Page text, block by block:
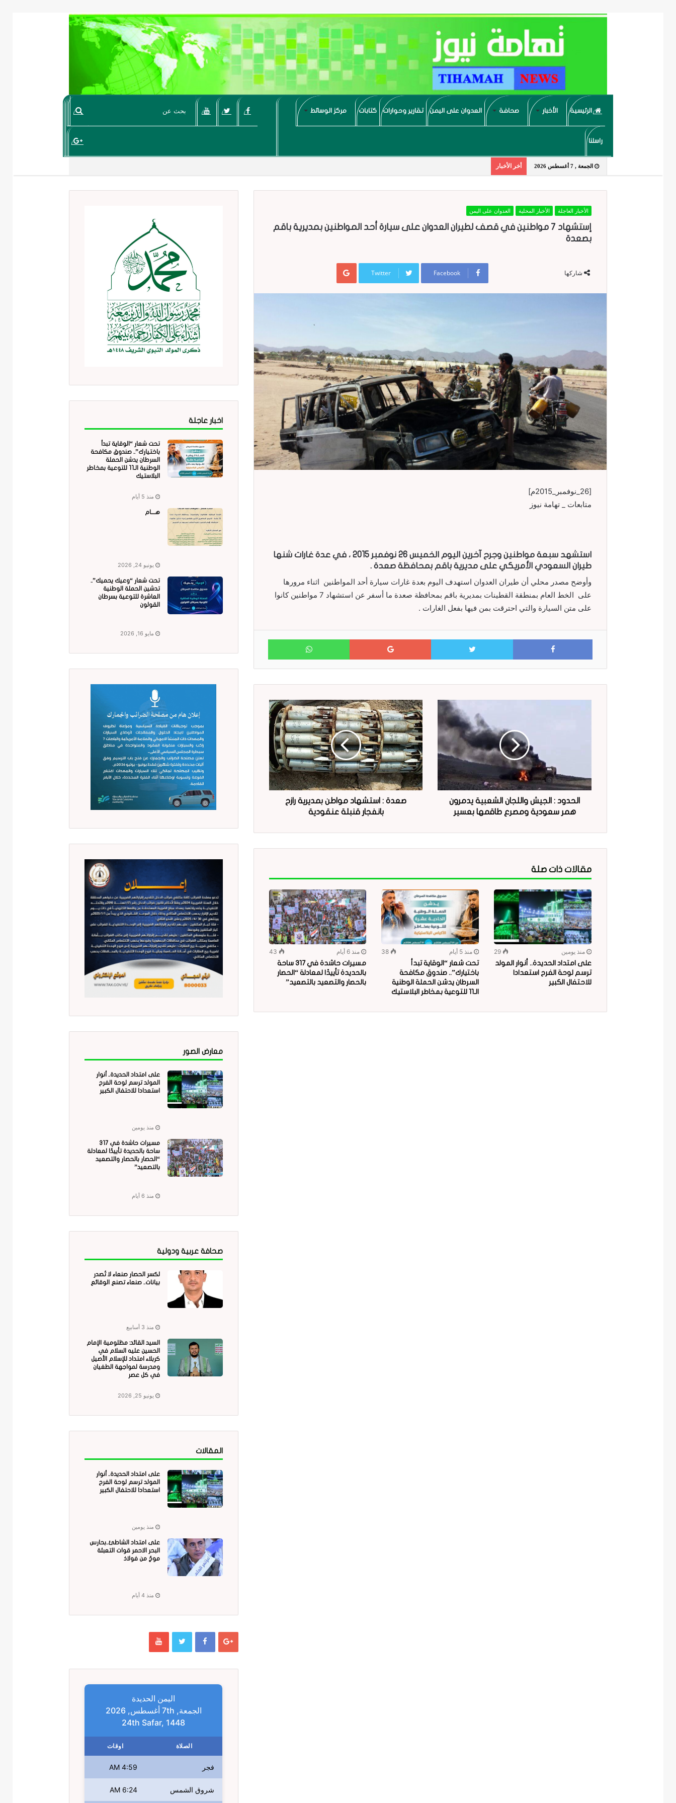
الرئيسية الأخبار صحافة العدوان على اليمن تقارير وحوارات كتابات مركز الوسائط
راسلنا
الجمعة , 7 أغسطس 2026 أخر الأخبار
الأخبار العاجلة الأخبار المحلية العدوان على اليمن
إستشهاد 7 مواطنين في قصف لطيران العدوان على سيارة أحد المواطنين بمديرية باقم
بصعدة
شاركها Facebook
Twitter
Google+
[26_نوفمبر_2015م]
متابعات _ تهامة نيوز
استشهد سبعة مواطنين وجرح آخرين اليوم الخميس 26 نوفمبر 2015 ، في عدة غارات شنها
طيران السعودي الأمريكي على مديرية باقم بمحافظة صعدة .
وأوضح مصدر محلي أن طيران العدوان استهدف اليوم بعدة غارات سيارة أحد المواطنين اثناء مرورها
على الخط العام بمنطقة القطينات بمديرية باقم بمحافظة صعدة ما أسفر عن استشهاد 7 مواطنين كانوا
على متن السيارة والتي احترقت بمن فيها بفعل الغارات .
Facebook
Twitter
Google+
WhatsApp
الحدود : الجيش واللجان الشعبية يدمرون
همر سعودية ومصرع طاقمها بعسير
صعدة : استشهاد مواطن بمديرية رازح
بانفجار قنبلة عنقودية
مقالات ذات صلة
منذ يومين
29
على امتداد الحديدة.. أنوار المولد
ترسم لوحة الفرح استعدادا
للاحتفال الكبير
منذ 5 أيام
38
تحت شعار “الوقاية تبدأ
باختيارك”.. صندوق مكافحة
السرطان يدشن الحملة الوطنية
الـ11 للتوعية بمخاطر البلاستيك
منذ 6 أيام
43
مسيرات حاشدة في 317 ساحة
بالحديدة تأييدًا لمعادلة “الحصار
بالحصار والتصعيد بالتصعيد”
اخبار عاجلة
تحت شعار “الوقاية تبدأ
باختيارك”.. صندوق مكافحة
السرطان يدشن الحملة
الوطنية الـ11 للتوعية بمخاطر
البلاستيك
منذ 5 أيام
هــــام
يونيو 24, 2026
تحت شعار “وعيك يحميك”..
تدشين الحملة الوطنية
العاشرة للتوعية بسرطان
القولون
مايو 16, 2026
معارض الصور
على امتداد الحديدة.. أنوار
المولد ترسم لوحة الفرح
استعدادا للاحتفال الكبير
منذ يومين
مسيرات حاشدة في 317
ساحة بالحديدة تأييدًا لمعادلة
“الحصار بالحصار والتصعيد
بالتصعيد”
منذ 6 أيام
صحافة عربية ودولية
لكسر الحصار صنعاء لا تُصدر
بيانات.. صنعاء تصنع الوقائع
منذ 3 أسابيع
السيد القائد: مظلومية الإمام
الحسين عليه السلام في
كربلاء امتداد للإسلام الأصيل
ومدرسة لمواجهة الطغيان
في كل عصر
يونيو 25, 2026
المقالات
على امتداد الحديدة.. أنوار
المولد ترسم لوحة الفرح
استعدادا للاحتفال الكبير
منذ يومين
على امتداد الشاطئ..بحارس
البحر الاحمر قوات التعبئة
موجٌ من فولاذ
منذ 4 أيام
اليمن الحديدة
الجمعة, 7th أغسطس, 2026
24th Safar, 1448
الصلاة اوقات
فجر 4:59 AM
شروق الشمس 6:24 AM